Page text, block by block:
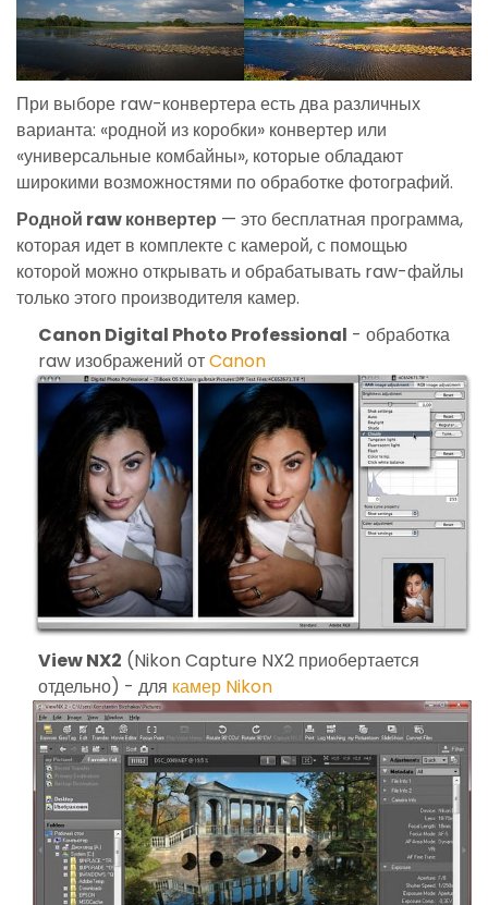
При выборе raw-конвертера есть два различных
варианта: «родной из коробки» конвертер или
«универсальные комбайны», которые обладают
широкими возможностями по обработке фотографий.
Родной raw конвертер — это бесплатная программа,
которая идет в комплекте с камерой, с помощью
которой можно открывать и обрабатывать raw-файлы
только этого производителя камер.
Canon Digital Photo Professional - обработка
raw изображений отCanon
View NX2 (Nikon Capture NX2 приобертается
отдельно) - для камер Nikon